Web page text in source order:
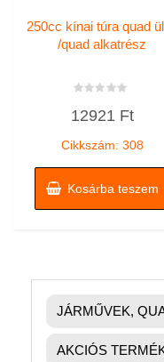
250cc kínai túra quad
/quad alkatrész
0
12921 Ft
Cikkszám: 308
Kosárba teszem
JÁRMŰVEK,
AKCIÓS